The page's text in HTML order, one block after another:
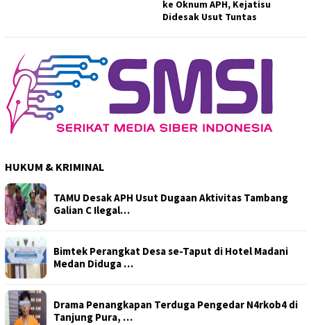
ke Oknum APH, Kejatisu
Didesak Usut Tuntas
HUKUM & KRIMINAL
TAMU Desak APH Usut Dugaan Aktivitas Tambang
Galian C Ilegal…
Bimtek Perangkat Desa se-Taput di Hotel Madani
Medan Diduga …
Drama Penangkapan Terduga Pengedar N4rkob4 di
Tanjung Pura, …